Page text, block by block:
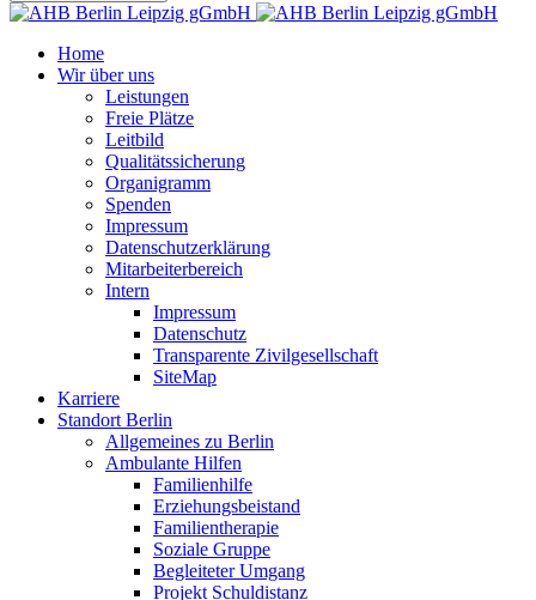
Home
Wir über uns
Leistungen
Freie Plätze
Leitbild
Qualitätssicherung
Organigramm
Spenden
Impressum
Datenschutzerklärung
Mitarbeiterbereich
Intern
Impressum
Datenschutz
Transparente Zivilgesellschaft
SiteMap
Karriere
Standort Berlin
Allgemeines zu Berlin
Ambulante Hilfen
Familienhilfe
Erziehungsbeistand
Familientherapie
Soziale Gruppe
Begleiteter Umgang
Projekt Schuldistanz